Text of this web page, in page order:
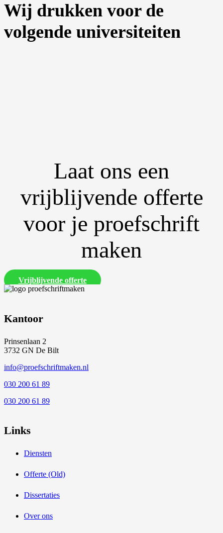
Wij drukken voor de
volgende universiteiten
Laat ons een
vrijblijvende offerte
voor je proefschrift
maken
Vrijblijvende offerte
Kantoor
Prinsenlaan 2
3732 GN De Bilt
info@proefschriftmaken.nl
030 200 61 89
030 200 61 89
Links
Diensten
Offerte (Old)
Dissertaties
Over ons